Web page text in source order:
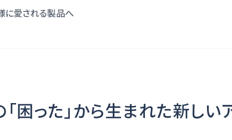
に愛される製品へ
困った」から生まれた新しい